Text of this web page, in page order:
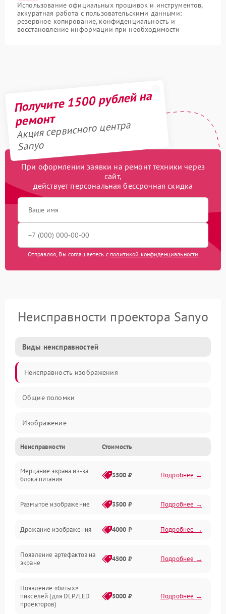
Использование официальных прошивок и инструментов,
аккуратная работа с пользовательскими данными:
резервное копирование, конфиденциальность и
восстановление информации при необходимости
Получите 1500 рублей на
ремонт
Акция сервисного центра
Sanyo
При оформлении заявки на ремонт техники через
сайт,
действует персональная бессрочная скидка
Отправляя, Вы соглашаетесь с политикой конфиденциальности
Неисправности проектора Sanyo
Виды неисправностей
Неисправность изображения
Общие поломки
Изображение
Лампа подсветки
Неисправность управления и интерфейсов
Неисправности Стоимость
Мерцание экрана из-за
блока питания
3500 ₽ Подробнее →
Размытое изображение 3500 ₽ Подробнее →
Дрожание изображения 4000 ₽ Подробнее →
Появление артефактов на
экране
4500 ₽ Подробнее →
Появление «битых»
пикселей (для DLP/LED
проекторов)
5000 ₽ Подробнее →